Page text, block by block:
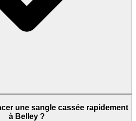
une sangle cassée rapidement
à Belley ?